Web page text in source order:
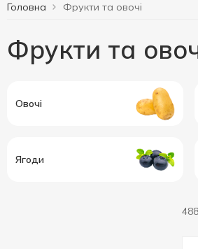
Головна Фрукти та овочі
Фрукти та
Овочі
Ягоди